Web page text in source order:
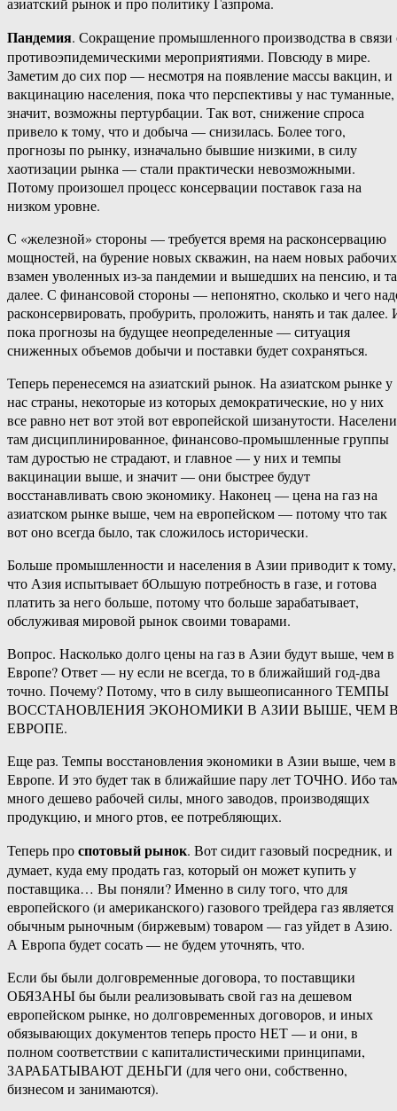
Пандемия. Сокращение промышленного производства в связи
противоэпидемическими мероприятиями. Повсюду в мире.
Заметим до сих пор — несмотря на появление массы вакцин, и
вакцинацию населения, пока что перспективы у нас туманные,
значит, возможны пертурбации. Так вот, снижение спроса
привело к тому, что и добыча — снизилась. Более того,
прогнозы по рынку, изначально бывшие низкими, в силу
хаотизации рынка — стали практически невозможными.
Потому произошел процесс консервации поставок газа на
низком уровне.
С «железной» стороны — требуется время на расконсервацию
мощностей, на бурение новых скважин, на наем новых рабочих
взамен уволенных из-за пандемии и вышедших на пенсию, и
далее. С финансовой стороны — непонятно, сколько и чего
расконсервировать, пробурить, проложить, нанять и так далее.
пока прогнозы на будущее неопределенные — ситуация
сниженных объемов добычи и поставки будет сохраняться.
Теперь перенесемся на азиатский рынок. На азиатском рынке у
нас страны, некоторые из которых демократические, но у них
все равно нет вот этой вот европейской шизанутости.
там дисциплинированное, финансово-промышленные группы
там дуростью не страдают, и главное — у них и темпы
вакцинации выше, и значит — они быстрее будут
восстанавливать свою экономику. Наконец — цена на газ на
азиатском рынке выше, чем на европейском — потому что так
вот оно всегда было, так сложилось исторически.
Больше промышленности и населения в Азии приводит к тому,
что Азия испытывает бОльшую потребность в газе, и готова
платить за него больше, потому что больше зарабатывает,
обслуживая мировой рынок своими товарами.
Вопрос. Насколько долго цены на газ в Азии будут выше, чем в
Европе? Ответ — ну если не всегда, то в ближайший год-два
точно. Почему? Потому, что в силу вышеописанного ТЕМПЫ
ВОССТАНОВЛЕНИЯ ЭКОНОМИКИ В АЗИИ ВЫШЕ, ЧЕМ
ЕВРОПЕ.
Еще раз. Темпы восстановления экономики в Азии выше, чем в
Европе. И это будет так в ближайшие пару лет ТОЧНО. Ибо
много дешево рабочей силы, много заводов, производящих
продукцию, и много ртов, ее потребляющих.
Теперь проспотовый рынок. Вот сидит газовый посредник, и
думает, куда ему продать газ, который он может купить у
поставщика… Вы поняли? Именно в силу того, что для
европейского (и американского) газового трейдера газ является
обычным рыночным (биржевым) товаром — газ уйдет в Азию.
А Европа будет сосать — не будем уточнять, что.
Если бы были долговременные договора, то поставщики
ОБЯЗАНЫ бы были реализовывать свой газ на дешевом
европейском рынке, но долговременных договоров, и иных
обязывающих документов теперь просто НЕТ — и они, в
полном соответствии с капиталистическими принципами,
ЗАРАБАТЫВАЮТ ДЕНЬГИ (для чего они, собственно,
бизнесом и занимаются).